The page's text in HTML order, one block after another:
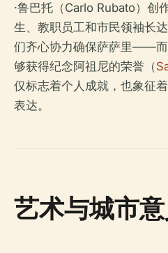
·鲁巴托（Carlo Rubato）创
生、教职员工和市民领袖长
们齐心协力确保萨萨里——
够获得纪念阿祖尼的荣誉（
仅标志着个人成就，也象征
表达。
艺术与城市